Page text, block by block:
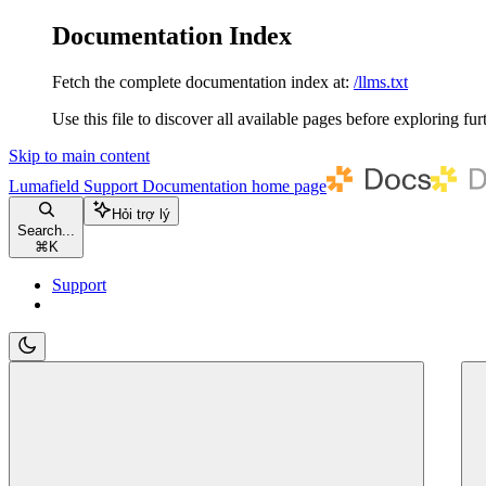
Documentation Index
Fetch the complete documentation index at: /llms.txt
Use this file to discover all available pages before exploring
Skip to main content
Lumafield Support Documentation home page
Search...
⌘ K
Hỏi trợ lý
Support